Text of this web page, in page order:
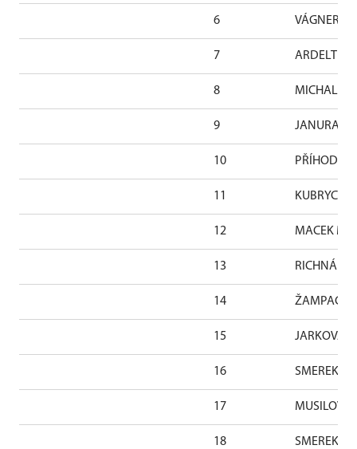
6 VÁGNER
7 ARDELT
8 MICHAL
9 JANURA
10
11
12 MACEK
13
14
15 JARKOVÁ
16
17 MUSILOVÁ
18